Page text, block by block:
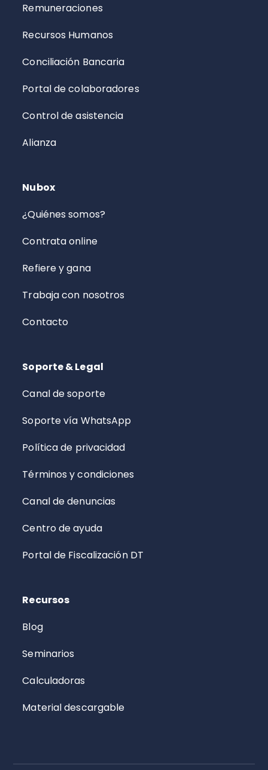
Remuneraciones
Recursos Humanos
Conciliación Bancaria
Portal de colaboradores
Control de asistencia
Alianza
Nubox
¿Quiénes somos?
Contrata online
Refiere y gana
Trabaja con nosotros
Contacto
Soporte & Legal
Canal de soporte
Soporte vía WhatsApp
Política de privacidad
Términos y condiciones
Canal de denuncias
Centro de ayuda
Portal de Fiscalización DT
Recursos
Blog
Seminarios
Calculadoras
Material descargable